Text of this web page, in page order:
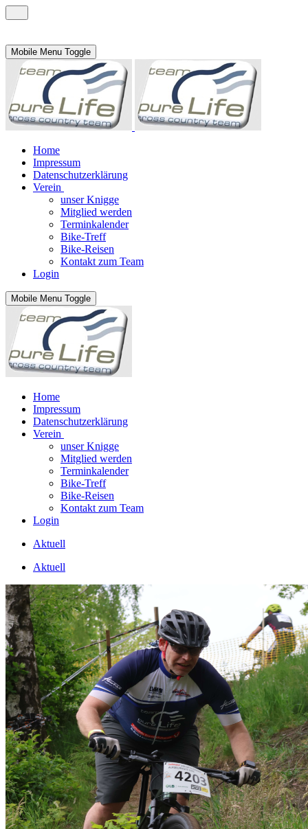
Mobile Menu Toggle
Home
Impressum
Datenschutzerklärung
Verein
unser Knigge
Mitglied werden
Terminkalender
Bike-Treff
Bike-Reisen
Kontakt zum Team
Login
Mobile Menu Toggle
Home
Impressum
Datenschutzerklärung
Verein
unser Knigge
Mitglied werden
Terminkalender
Bike-Treff
Bike-Reisen
Kontakt zum Team
Login
Aktuell
Aktuell